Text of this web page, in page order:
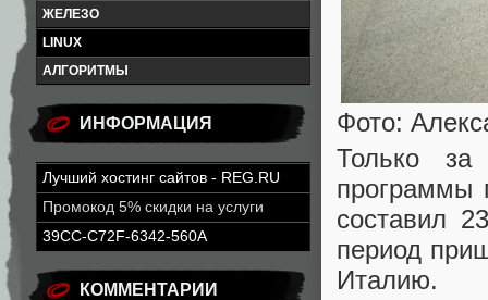
ЖЕЛЕЗО
LINUX
АЛГОРИТМЫ
ИНФОРМАЦИЯ
Лучший хостинг сайтов - REG.RU
Промокод 5% скидки на услуги
39CC-C72F-6342-560A
КОММЕНТАРИИ
Фото:
Только
программы
составил
период
Италию.